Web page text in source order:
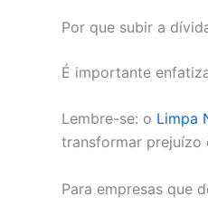
Por que subir a
É importante
Lembre-se: o Limpa
transformar prejuízo
Para empresas que